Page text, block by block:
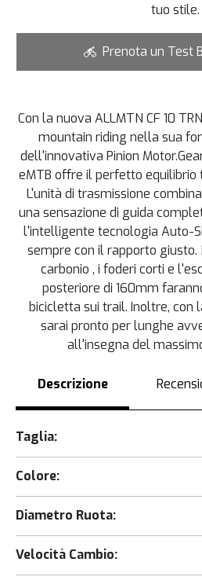
tuo stile.
Prenota un Test
Con la nuova ALLMTN CF 10
mountain riding nella sua
dell'innovativa Pinion
eMTB offre il perfetto equilibrio
L'unità di trasmissione
una sensazione di guida
l'intelligente tecnologia Auto-
sempre con il rapporto
carbonio , i foderi corti e
posteriore di 160mm
bicicletta sui trail. Inoltre, con
sarai pronto per lunghe
all'insegna del
Descrizione
Taglia:
Colore:
Diametro Ruota:
Velocità Cambio: